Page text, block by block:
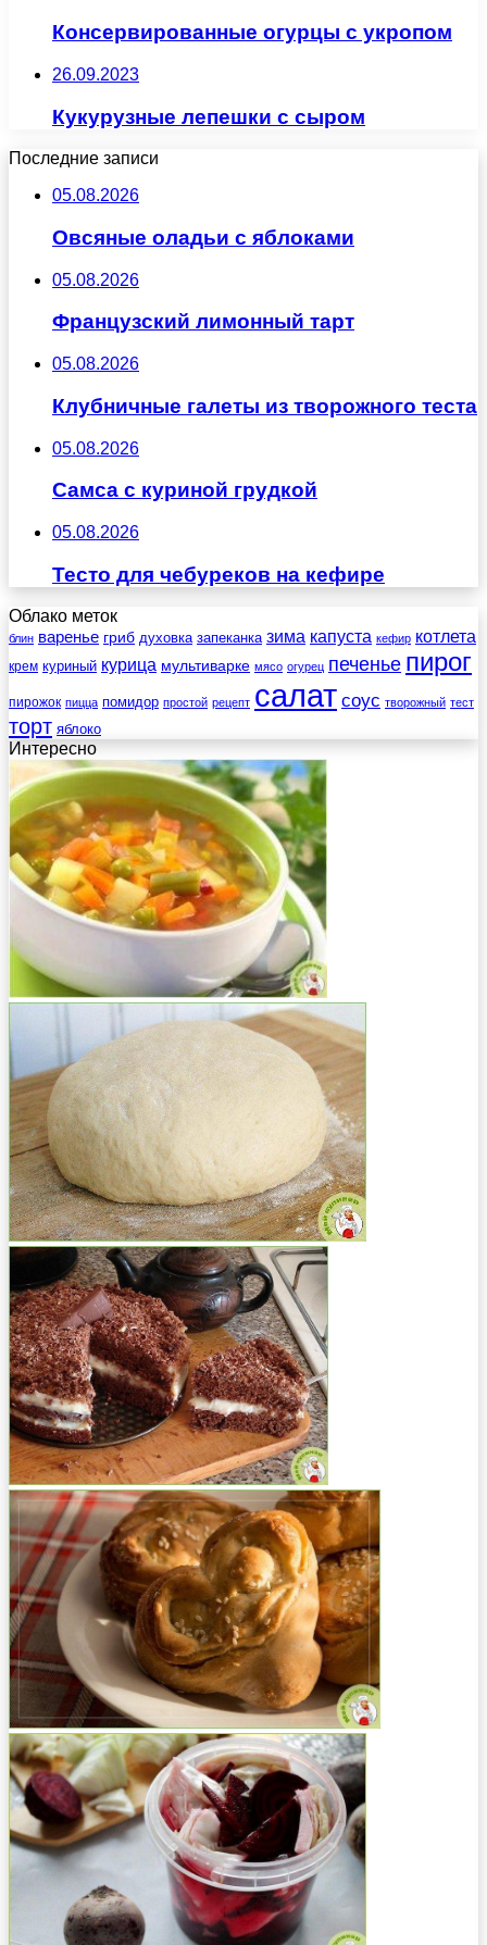
Консервированные огурцы с укропом
26.09.2023
Кукурузные лепешки с сыром
Последние записи
05.08.2026
Овсяные оладьи с яблоками
05.08.2026
Французский лимонный тарт
05.08.2026
Клубничные галеты из творожного теста
05.08.2026
Самса с куриной грудкой
05.08.2026
Тесто для чебуреков на кефире
Облако меток
блин варенье гриб духовка запеканка зима капуста кефир котлета
крем куриный курица мультиварке мясо огурец печенье пирог
пирожок пицца помидор простой рецепт салат соус творожный тест
торт яблоко
Интересно